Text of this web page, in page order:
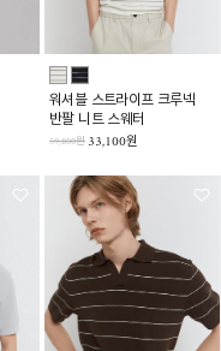
워셔블 스트라이프 크루넥
반팔 니트 스웨터
59,800원 33,100원